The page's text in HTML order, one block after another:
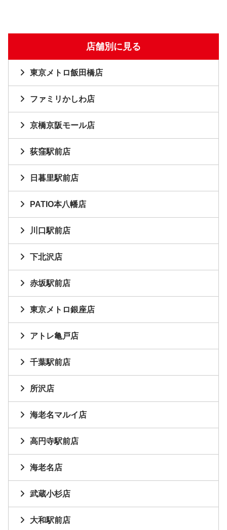
店舗別に見る
東京メトロ飯田橋店
ファミリかしわ店
京橋京阪モール店
荻窪駅前店
日暮里駅前店
PATIO本八幡店
川口駅前店
下北沢店
赤坂駅前店
東京メトロ銀座店
アトレ亀戸店
千葉駅前店
所沢店
海老名マルイ店
高円寺駅前店
海老名店
武蔵小杉店
大和駅前店